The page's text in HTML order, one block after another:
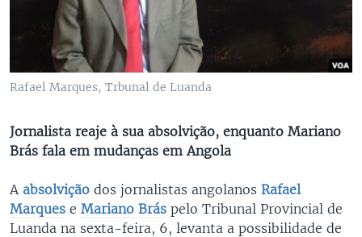
Rafael Marques, Trbunal de Luanda
Jornalista reaje à sua absolvição, enquanto Mariano
Brás fala em mudanças em Angola
A absolvição dos jornalistas angolanos Rafael
Marques e Mariano Brás pelo Tribunal Provincial de
Luanda na sexta-feira, 6, levanta a possibilidade de